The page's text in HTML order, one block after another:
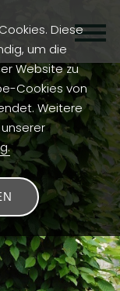
Diese
um die
Website zu
Cookies von
Weitere